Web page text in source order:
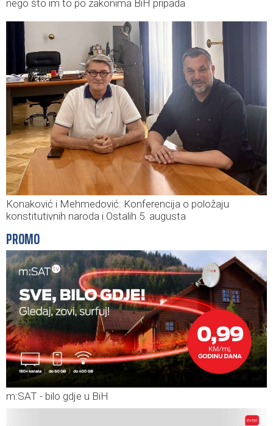
nego što im to po zakonima BiH pripada
Konaković i Mehmedović: Konferencija o položaju
konstitutivnih naroda i Ostalih 5. augusta
PROMO
m:SAT - bilo gdje u BiH